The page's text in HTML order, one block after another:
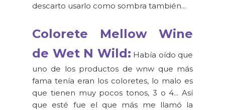
descarto usarlo como sombra también...
Colorete Mellow Wine
de Wet N Wild: Había oído que
uno de los productos de wnw que más
fama tenía eran los coloretes, lo malo es
que tienen muy pocos tonos, 3 o 4... Así
que esté fue el que más me llamó la